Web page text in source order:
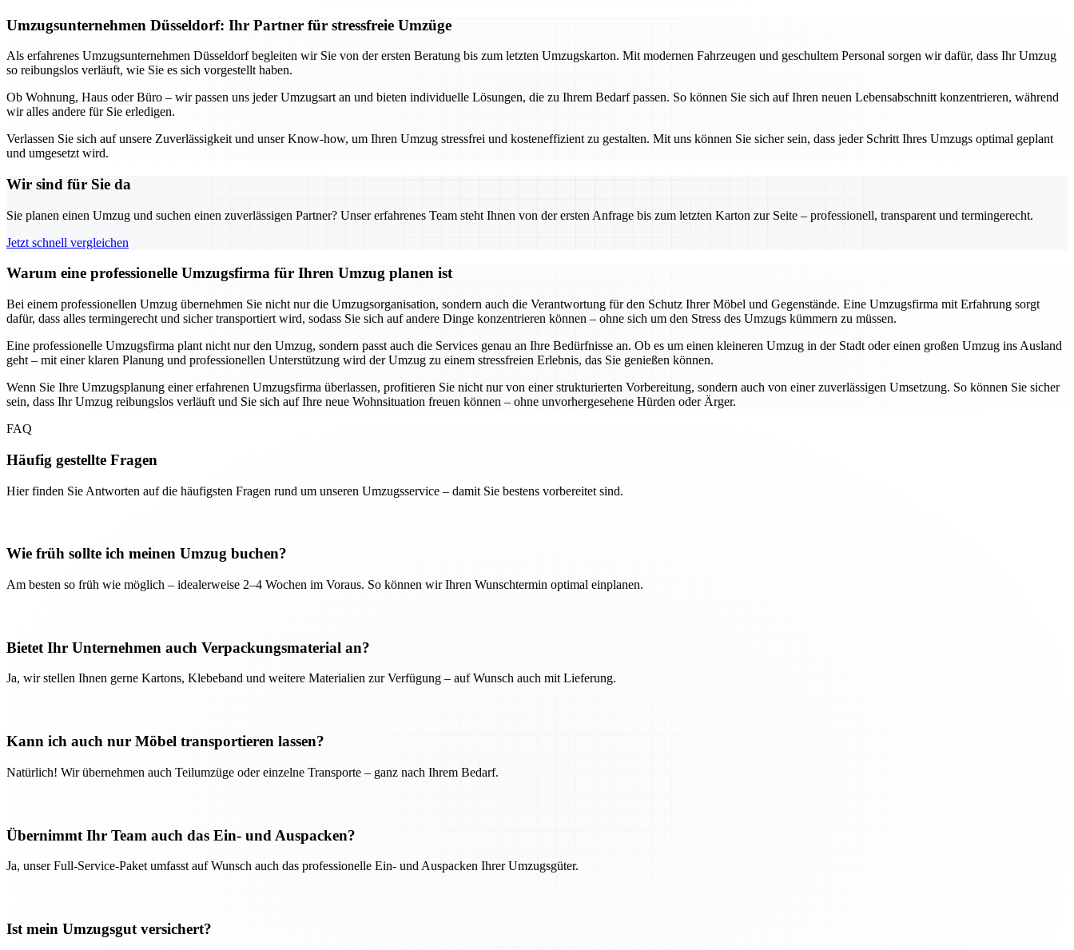
Umzugsunternehmen Düsseldorf: Ihr Partner für stressfreie Umzüge
Als erfahrenes Umzugsunternehmen Düsseldorf begleiten wir Sie von der ersten Beratung bis zum letzten Umzugskarton. Mit modernen Fahrzeugen und geschultem Personal sorgen wir dafür, dass Ihr Umzug
so reibungslos verläuft, wie Sie es sich vorgestellt haben.
Ob Wohnung, Haus oder Büro – wir passen uns jeder Umzugsart an und bieten individuelle Lösungen, die zu Ihrem Bedarf passen. So können Sie sich auf Ihren neuen Lebensabschnitt konzentrieren, während
wir alles andere für Sie erledigen.
Verlassen Sie sich auf unsere Zuverlässigkeit und unser Know-how, um Ihren Umzug stressfrei und kosteneffizient zu gestalten. Mit uns können Sie sicher sein, dass jeder Schritt Ihres Umzugs optimal geplant
und umgesetzt wird.
Wir sind für Sie da
Sie planen einen Umzug und suchen einen zuverlässigen Partner? Unser erfahrenes Team steht Ihnen von der ersten Anfrage bis zum letzten Karton zur Seite – professionell, transparent und termingerecht.
Jetzt schnell vergleichen
Warum eine professionelle Umzugsfirma für Ihren Umzug planen ist
Bei einem professionellen Umzug übernehmen Sie nicht nur die Umzugsorganisation, sondern auch die Verantwortung für den Schutz Ihrer Möbel und Gegenstände. Eine Umzugsfirma mit Erfahrung sorgt
dafür, dass alles termingerecht und sicher transportiert wird, sodass Sie sich auf andere Dinge konzentrieren können – ohne sich um den Stress des Umzugs kümmern zu müssen.
Eine professionelle Umzugsfirma plant nicht nur den Umzug, sondern passt auch die Services genau an Ihre Bedürfnisse an. Ob es um einen kleineren Umzug in der Stadt oder einen großen Umzug ins Ausland
geht – mit einer klaren Planung und professionellen Unterstützung wird der Umzug zu einem stressfreien Erlebnis, das Sie genießen können.
Wenn Sie Ihre Umzugsplanung einer erfahrenen Umzugsfirma überlassen, profitieren Sie nicht nur von einer strukturierten Vorbereitung, sondern auch von einer zuverlässigen Umsetzung. So können Sie sicher
sein, dass Ihr Umzug reibungslos verläuft und Sie sich auf Ihre neue Wohnsituation freuen können – ohne unvorhergesehene Hürden oder Ärger.
FAQ
Häufig gestellte Fragen
Hier finden Sie Antworten auf die häufigsten Fragen rund um unseren Umzugsservice – damit Sie bestens vorbereitet sind.
Wie früh sollte ich meinen Umzug buchen?
Am besten so früh wie möglich – idealerweise 2–4 Wochen im Voraus. So können wir Ihren Wunschtermin optimal einplanen.
Bietet Ihr Unternehmen auch Verpackungsmaterial an?
Ja, wir stellen Ihnen gerne Kartons, Klebeband und weitere Materialien zur Verfügung – auf Wunsch auch mit Lieferung.
Kann ich auch nur Möbel transportieren lassen?
Natürlich! Wir übernehmen auch Teilumzüge oder einzelne Transporte – ganz nach Ihrem Bedarf.
Übernimmt Ihr Team auch das Ein- und Auspacken?
Ja, unser Full-Service-Paket umfasst auf Wunsch auch das professionelle Ein- und Auspacken Ihrer Umzugsgüter.
Ist mein Umzugsgut versichert?